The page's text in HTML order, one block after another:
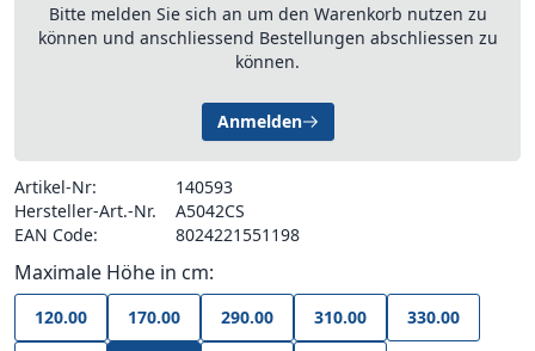
Bitte melden Sie sich an um den Warenkorb nutzen zu
können und anschliessend Bestellungen abschliessen zu
können.
Anmelden
Artikel-Nr:
140593
Hersteller-Art.-Nr.
A5042CS
EAN Code:
8024221551198
Maximale Höhe in cm:
120.00 170.00 290.00 310.00 330.00